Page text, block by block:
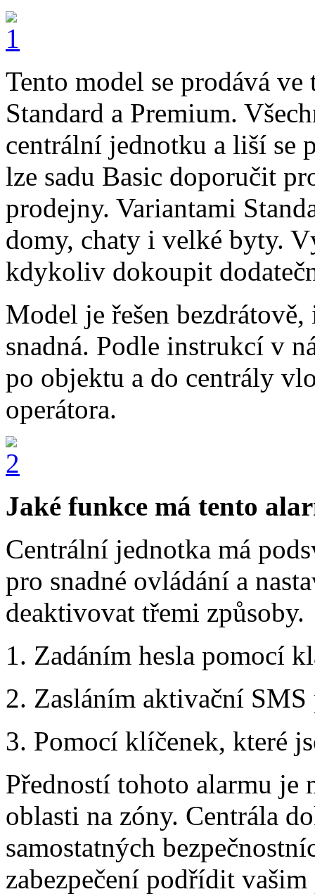
Tento model se prodává
Standard a Premium.
centrální jednotku a liší se
lze sadu Basic doporučit
prodejny. Variantami
domy, chaty i velké byty.
kdykoliv dokoupit
Model je řešen
snadná. Podle instrukcí v
po objektu a do centrály
operátora.
Jaké funkce má tento
Centrální jednotka má
pro snadné ovládání a
deaktivovat třemi způsoby.
1. Zadáním hesla pomocí
2. Zasláním aktivační
3. Pomocí klíčenek, které
Předností tohoto alarmu je
oblasti na zóny. Centrála
samostatných
zabezpečení podřídit